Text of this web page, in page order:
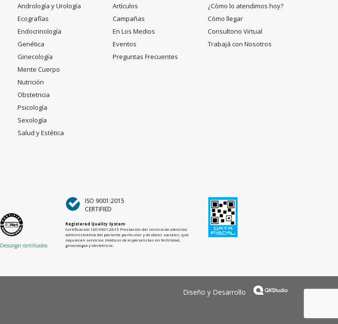
Andrología y Urología
Ecografías
Endocrinología
Genética
Ginecología
Mente Cuerpo
Nutrición
Obstetricia
Psicología
Sexología
Salud y Estética
Artículos
Campañas
En Los Medios
Eventos
Preguntas Frecuentes
¿Cómo lo atendimos hoy?
Cómo llegar
Consultorio Virtual
Trabajá con Nosotros
Descargar certificados
ISO 9001:2015
CERTIFIED
Registered Quality System
Certificación ISO 9001:2015 Prestación del servicio de atención
administrativa del paciente particular y de obras sociales, que
requieran servicios médicos de especialistas en fertilidad,
ginecología y obstetricia.
Diseño y Desarrollo